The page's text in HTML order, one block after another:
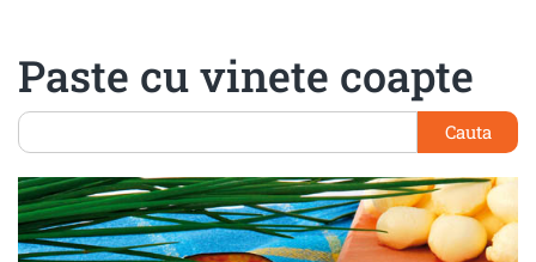
Paste cu vinete coapte
Cauta